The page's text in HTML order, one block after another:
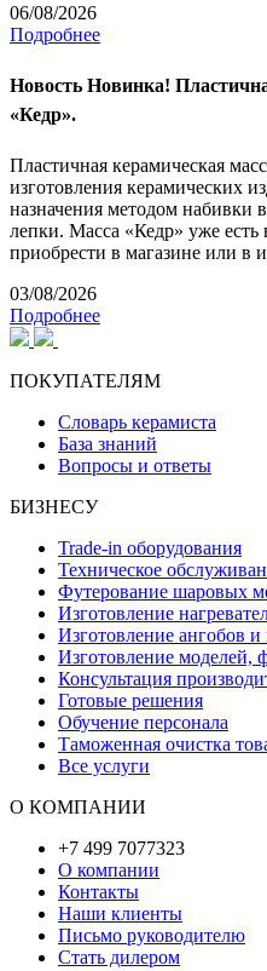
06/08/2026
Подробнее
Новость Новинка!
«Кедр».
Пластичная керамическая
изготовления керамических
назначения методом
лепки. Масса «Кедр» уже
приобрести в магазине или в
03/08/2026
Подробнее
ПОКУПАТЕЛЯМ
Словарь керамиста
База знаний
Вопросы и ответы
БИЗНЕСУ
Trade-in оборудования
Техническое
Футерование шаровых
Изготовление
Изготовление ангобов и
Изготовление моделей,
Консультация
Готовые решения
Обучение персонала
Таможенная очистка
Все услуги
О КОМПАНИИ
+7 499 7077323
О компании
Контакты
Наши клиенты
Письмо руководителю
Стать дилером